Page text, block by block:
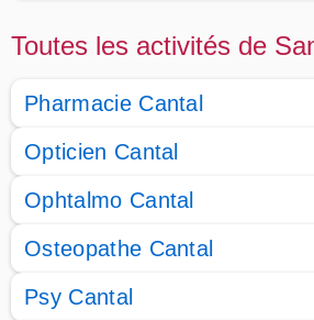
Toutes les activités de
Pharmacie Cantal
Opticien Cantal
Ophtalmo Cantal
Osteopathe Cantal
Psy Cantal